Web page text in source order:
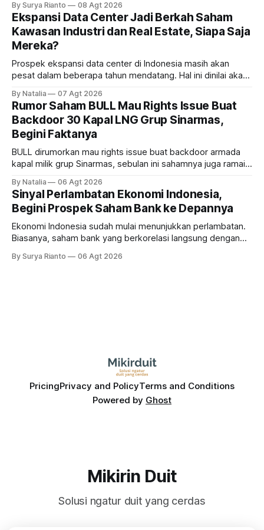
By Surya Rianto 08 Agt 2026
Ekspansi Data Center Jadi Berkah Saham
Kawasan Industri dan Real Estate, Siapa Saja
Mereka?
Prospek ekspansi data center di Indonesia masih akan
pesat dalam beberapa tahun mendatang. Hal ini dinilai akan
estate, ada siapa saja mereka?
By Natalia 07 Agt 2026
Rumor Saham BULL Mau Rights Issue Buat
Backdoor 30 Kapal LNG Grup Sinarmas,
Begini Faktanya
BULL dirumorkan mau rights issue buat backdoor armada
kapal milik grup Sinarmas, sebulan ini sahamnya juga ramai
masih menarik dilirik?
By Natalia 06 Agt 2026
Sinyal Perlambatan Ekonomi Indonesia,
Begini Prospek Saham Bank ke Depannya
Ekonomi Indonesia sudah mulai menunjukkan perlambatan.
Biasanya, saham bank yang berkorelasi langsung dengan
bank ke depannya?
By Surya Rianto 06 Agt 2026
PricingPrivacy and PolicyTerms and Conditions
Powered by Ghost
Mikirin Duit
Solusi ngatur duit yang cerdas